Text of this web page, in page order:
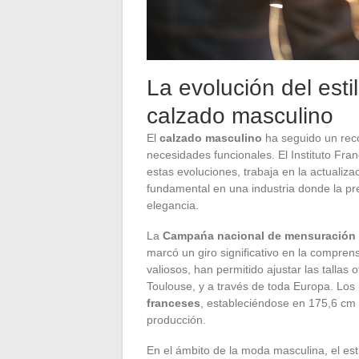
La evolución del
calzado masculino
El calzado masculino ha seguido un
necesidades funcionales. El Instituto
estas evoluciones, trabaja en la
fundamental en una industria donde la
elegancia.
La Campańa nacional de mensuración
marcó un giro significativo en la
valiosos, han permitido ajustar las tallas
Toulouse, y a través de toda Europa.
franceses , estableciéndose en 175,6
producción.
En el ámbito de la moda masculina, el